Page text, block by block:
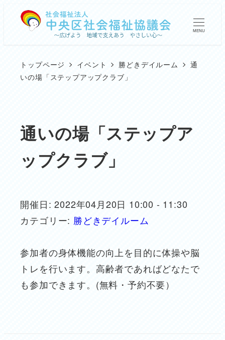
MENU
トップページ イベント 勝どきデイルーム
通
いの場「ステップアップクラブ」
通いの場「ステップア
ップクラブ」
開催日: 2022年04月20日 10:00 - 11:30
カテゴリー: 勝どきデイルーム
参加者の身体機能の向上を目的に体操や脳
トレを行います。高齢者であればどなたで
も参加できます。(無料・予約不要）